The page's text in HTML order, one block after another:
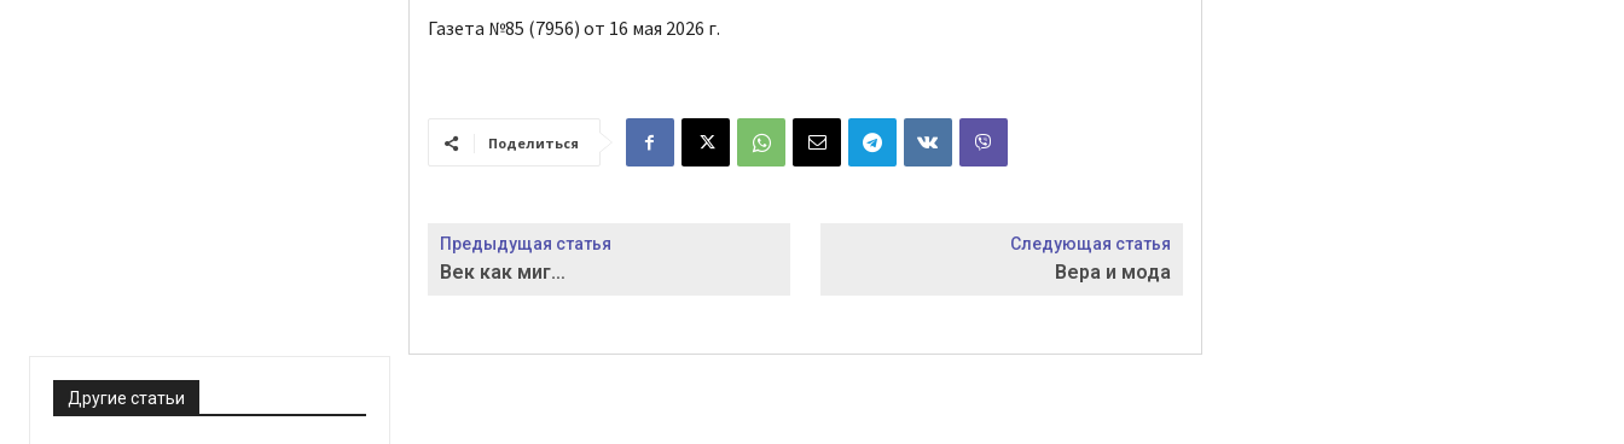
Газета №85 (7956) от 16 мая 2026 г.
Поделиться
Предыдущая статья
Век как миг…
Следующая статья
Вера и мода
Другие статьи